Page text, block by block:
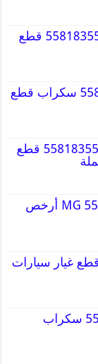
قطع غيار سيارات كورية 55818355 قطع
قطع غيار كاديلاك 55818355 سكراب قطع
قطع غيار سيارات المانية 55818355 قطع
قطع غيار أم جي MG 55818355 أرخص
غيار كيا 55818355 قطع غيار سيارات
قطع غيار باجيرو 55818355 سكراب